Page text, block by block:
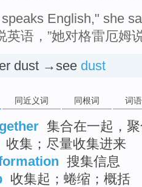
English," she
英语，”她对格雷厄姆
dust →see dust
同近义词 同根词 词
集合在一起，
收集；尽量收集进来
搜集信息
收集起；蜷缩；概括